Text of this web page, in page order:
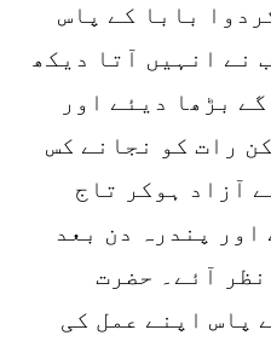
بابا کے پاس
نے انہیں آتا دیکھ
بڑھا دیئے اور
رات کو نجانے کس
آزاد ہوکر تاج
اور پندرہ دن بعد
آئے۔ حضرت
پاس اپنے عمل کی